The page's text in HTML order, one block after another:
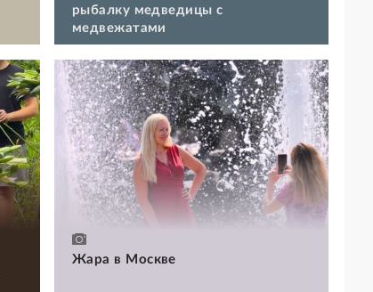
рыбалку медведицы с
медвежатами
Жара в Москве